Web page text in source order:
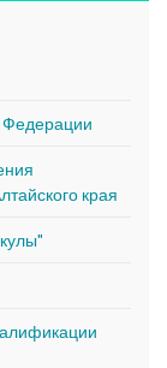
Федерации
края